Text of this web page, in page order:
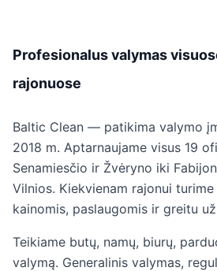
Profesionalus valymas
rajonuose
Baltic Clean — patikima valymo
2018 m. Aptarnaujame visus 19
Senamiesčio ir Žvėryno iki
Vilnios. Kiekvienam rajonui
kainomis, paslaugomis ir greitu
Teikiame butų, namų, biurų,
valymą. Generalinis valymas,